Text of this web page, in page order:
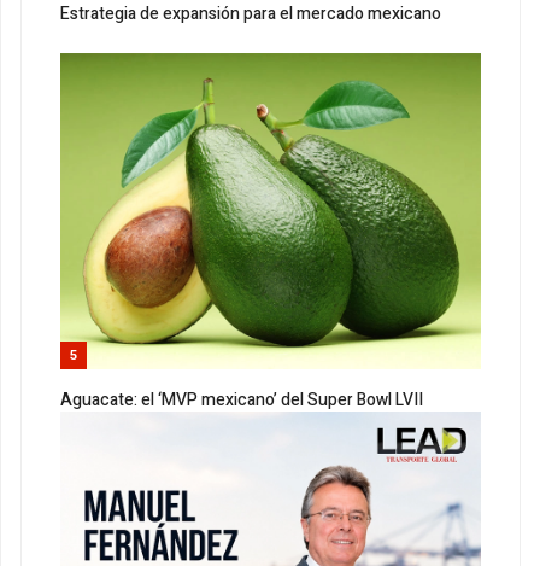
Estrategia de expansión para el mercado mexicano
5
Aguacate: el ‘MVP mexicano’ del Super Bowl LVII